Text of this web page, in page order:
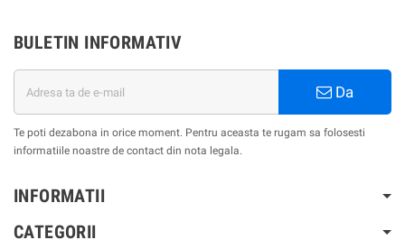
BULETIN INFORMATIV
Da
Te poti dezabona in orice moment. Pentru aceasta te rugam sa folosesti
informatiile noastre de contact din nota legala.
INFORMATII
CATEGORII